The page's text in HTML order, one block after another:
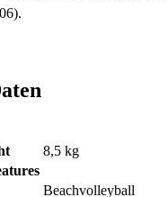
8,5 kg
Beachvolleyball